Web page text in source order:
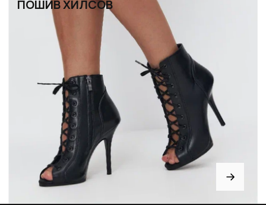
Привет! Дарим тебе -10% на
Подпишись на нашу
...и узнавай об акциях
Email